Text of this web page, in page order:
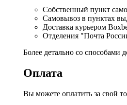
Собственный пункт
Самовывоз в пунктах
Доставка курьером
Отделения "Почта
Более детально со способами
Оплата
Вы можете оплатить за свой